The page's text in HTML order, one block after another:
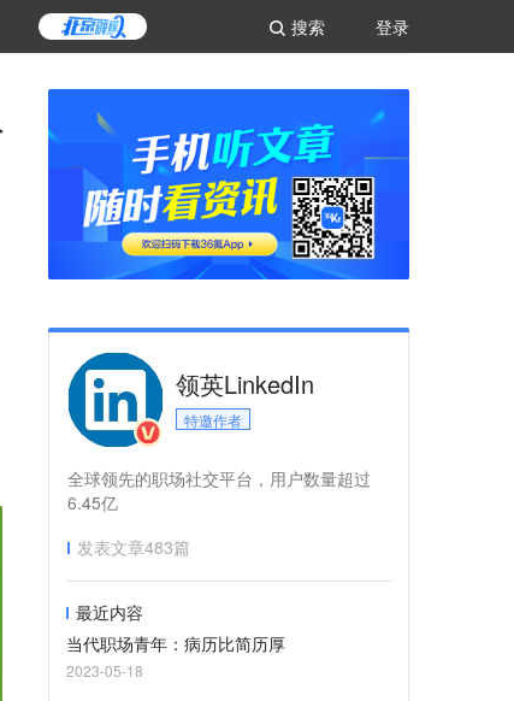
登录
搜索
领英LinkedIn
特邀作者
全球领先的职场社交平台，用户数量超过
6.45亿
发表文章483篇
最近内容
当代职场青年：病历比简历厚
2023-05-18